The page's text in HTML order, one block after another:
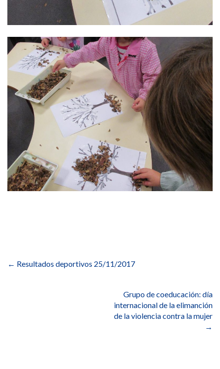
de
← Resultados deportivos 25/11/2017
Grupo de coeducación: día
internacional de la elimanción
de la violencia contra la mujer
→